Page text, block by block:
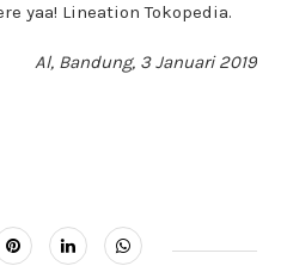
yaa! Lineation Tokopedia.
Al, Bandung, 3 Januari 2019